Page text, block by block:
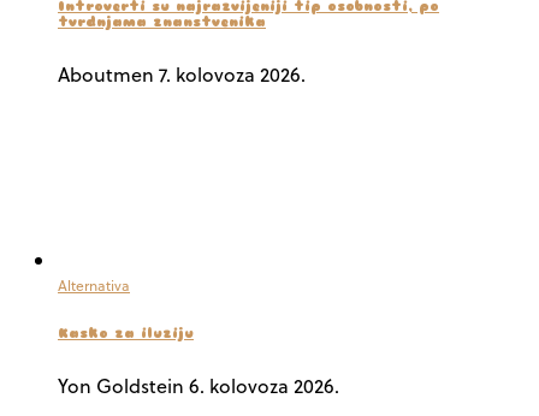
Introverti su najrazvijeniji tip osobnosti, po
tvrdnjama znanstvenika
Aboutmen 7. kolovoza 2026.
Alternativa
Kasko za iluziju
Yon Goldstein 6. kolovoza 2026.